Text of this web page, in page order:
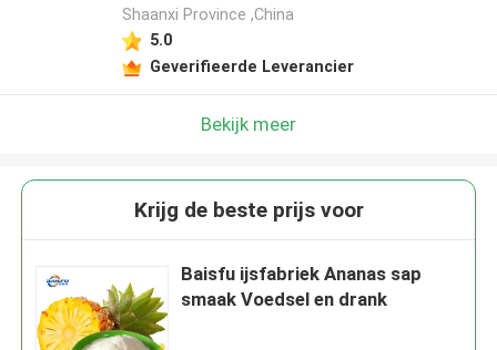
Shaanxi Province ,China
5.0
Geverifieerde Leverancier
Bekijk meer
Krijg de beste prijs voor
Baisfu ijsfabriek Ananas sap
smaak Voedsel en drank